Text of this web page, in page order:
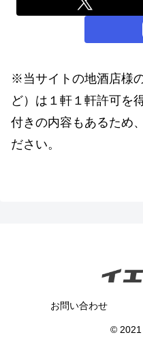
※当サイトの地酒店様
ど）は１軒１軒許可を
付きの内容もあるため
ださい。
お問い合わせ
© 2021